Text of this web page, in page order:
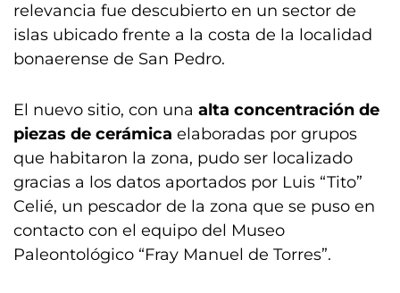
relevancia fue descubierto en un sector de
islas ubicado frente a la costa de la localidad
bonaerense de San Pedro.
El nuevo sitio, con una alta concentración de
piezas de cerámica elaboradas por grupos
que habitaron la zona, pudo ser localizado
gracias a los datos aportados por Luis “Tito”
Celié, un pescador de la zona que se puso en
contacto con el equipo del Museo
Paleontológico “Fray Manuel de Torres”.